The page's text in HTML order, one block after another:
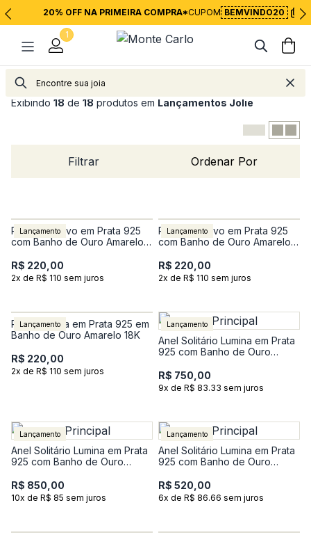
20% OFF NA PRIMEIRA COMPRA*CUPOM BEMVINDO20
1
Exibindo 18 de 18 produtos em Lançamentos Jolie
Filtrar Ordenar Por
Lançamento
Pulseira Trevo em Prata 925
com Banho de Ouro Amarelo
R$ 220,00
2x de R$ 110 sem juros
Lançamento
Pulseira Trevo em Prata 925
com Banho de Ouro Amarelo
R$ 220,00
2x de R$ 110 sem juros
Lançamento
Pulseira Figa em Prata 925 em
Banho de Ouro Amarelo 18K
R$ 220,00
2x de R$ 110 sem juros
Lançamento
Anel Solitário Lumina em Prata
925 com Banho de Ouro
Incolor
R$ 750,00
9x de R$ 83.33 sem juros
Lançamento
Anel Solitário Lumina em Prata
925 com Banho de Ouro
Incolor
R$ 850,00
10x de R$ 85 sem juros
Lançamento
Anel Solitário Lumina em Prata
925 com Banho de Ouro
Incolor
R$ 520,00
6x de R$ 86.66 sem juros